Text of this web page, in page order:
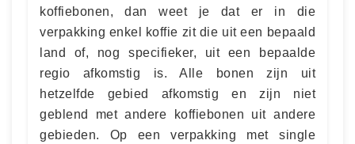
koffiebonen, dan weet je dat er in die
verpakking enkel koffie zit die uit een bepaald
land of, nog specifieker, uit een bepaalde
regio afkomstig is. Alle bonen zijn uit
hetzelfde gebied afkomstig en zijn niet
geblend met andere koffiebonen uit andere
gebieden. Op een verpakking met single